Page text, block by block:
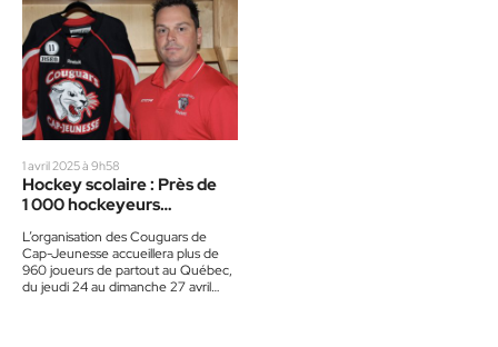
1 avril 2025 à 9h58
Hockey scolaire : Près de
1 000 hockeyeurs
Championnat provincial D1
L’organisation des Couguars de
Cap-Jeunesse accueillera plus de
960 joueurs de partout au Québec,
du jeudi 24 au dimanche 27 avril